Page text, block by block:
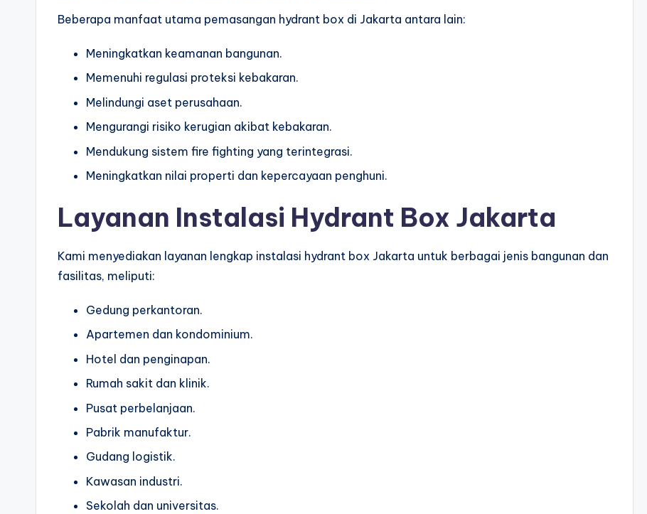
Beberapa manfaat utama pemasangan hydrant box di Jakarta antara lain:
Meningkatkan keamanan bangunan.
Memenuhi regulasi proteksi kebakaran.
Melindungi aset perusahaan.
Mengurangi risiko kerugian akibat kebakaran.
Mendukung sistem fire fighting yang terintegrasi.
Meningkatkan nilai properti dan kepercayaan penghuni.
Layanan Instalasi Hydrant Box Jakarta
Kami menyediakan layanan lengkap instalasi hydrant box Jakarta untuk berbagai jenis bangunan dan
fasilitas, meliputi:
Gedung perkantoran.
Apartemen dan kondominium.
Hotel dan penginapan.
Rumah sakit dan klinik.
Pusat perbelanjaan.
Pabrik manufaktur.
Gudang logistik.
Kawasan industri.
Sekolah dan universitas.